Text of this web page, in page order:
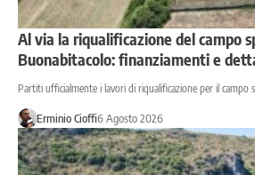
Al via la riqualificazione del campo
Buonabitacolo: finanziamenti e
Partiti ufficialmente i lavori di riqualificazione per il
Erminio Cioffi6 Agosto 2026